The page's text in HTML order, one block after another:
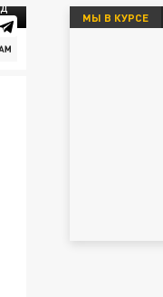
МЫ В КУРСЕ